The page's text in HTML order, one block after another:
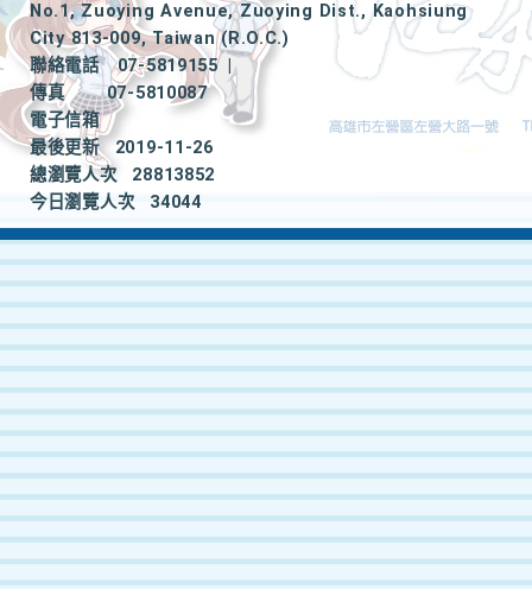
No.1, Zuoying Avenue, Zuoying Dist., Kaohsiung
City 813-009, Taiwan (R.O.C.)
聯絡電話
07-5819155
|
傳真
07-5810087
電子信箱
最後更新
2019-11-26
總瀏覽人次
28813852
今日瀏覽人次
34044